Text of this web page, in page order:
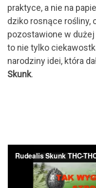
praktyce, a nie na
dziko rosnące rośliny,
pozostawione w
to nie tylko
narodziny idei, która
Skunk.